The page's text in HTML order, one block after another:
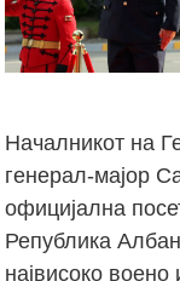
Началникот на
генерал-мајор
официјална
Република
највисоко